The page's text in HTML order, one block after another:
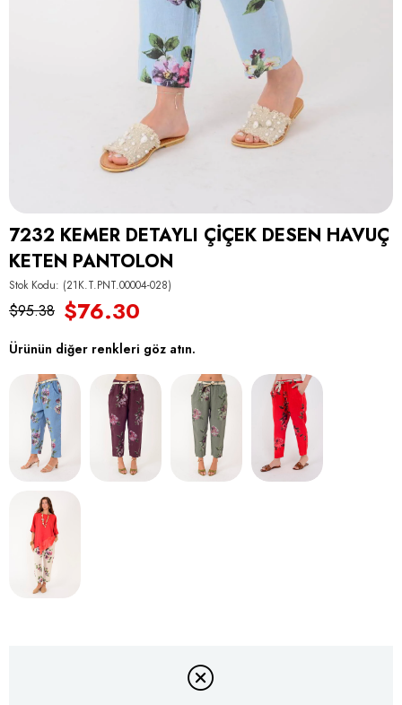
7232 KEMER DETAYLI ÇİÇEK DESEN HAVUÇ
KETEN PANTOLON
Stok Kodu (21K.T.PNT.00004-028)
$95.38 $76.30
Ürünün diğer renkleri göz atın.